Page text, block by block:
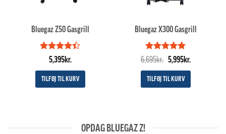
Bluegaz Z50 Gasgrill
Vurderet
ud af
5,395kr.
TILFØJ TIL KURV
Bluegaz X300 Gasgrill
Vurderet5
ud af 5
6,695kr. Den
oprindelige
pris
var:
5,995kr.
TILFØJ TIL KURV
OPDAG BLUEGAZ Z!